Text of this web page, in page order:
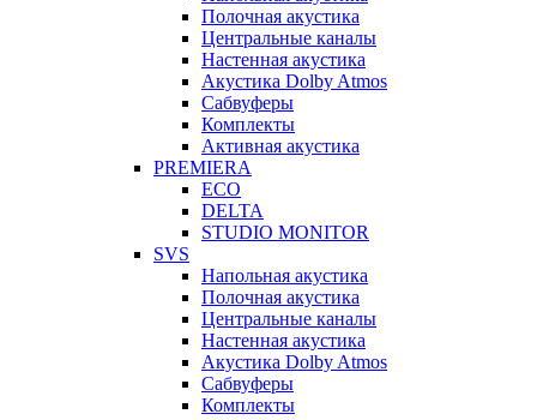
Полочная акустика
Центральные каналы
Настенная акустика
Акустика Dolby Atmos
Сабвуферы
Комплекты
Активная акустика
PREMIERA
ECO
DELTA
STUDIO MONITOR
SVS
Напольная акустика
Полочная акустика
Центральные каналы
Настенная акустика
Акустика Dolby Atmos
Сабвуферы
Комплекты